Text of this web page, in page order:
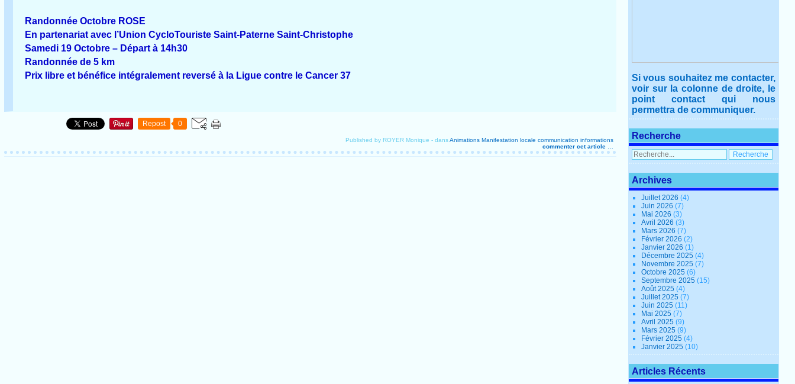
Randonnée Octobre ROSE
En partenariat avec l’Union CycloTouriste Saint-Paterne Saint-Christophe
Samedi 19 Octobre – Départ à 14h30
Randonnée de 5 km
Prix libre et bénéfice intégralement reversé à la Ligue contre le Cancer 37
Repost 0
Published by ROYER Monique -dansAnimations Manifestation locale communication informations
commenter cet article
Si vous souhaitez me contacter,
voir sur la colonne de droite, le
point contact qui nous
permettra de communiquer.
Recherche
Archives
Juillet 2026(4)
Juin 2026(7)
Mai 2026(3)
Avril 2026(3)
Mars 2026(7)
Février 2026(2)
Janvier 2026(1)
Décembre 2025(4)
Novembre 2025(7)
Octobre 2025(6)
Septembre 2025(15)
Août 2025(4)
Juillet 2025(7)
Juin 2025(11)
Mai 2025(7)
Avril 2025(9)
Mars 2025(9)
Février 2025(4)
Janvier 2025(10)
Articles Récents